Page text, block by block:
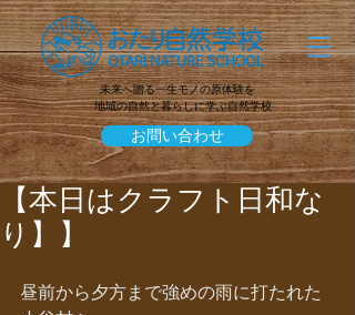
未来へ贈る一生モノの原体験を
地域の自然と暮らしに学ぶ自然学校
お問い合わせ
【本日はクラフト日和な
り】】
昼前から夕方まで強めの雨に打たれた